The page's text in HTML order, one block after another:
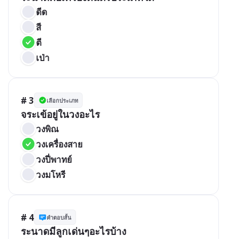
ดีด
สี
ตี
เป่า
# 3 เลือกประเภท
จระเข้อยู่ในวงอะไร
วงพิณ
วงเครื่องสาย
วงปี่พาทย์
วงมโหรี
# 4 คำตอบสั้น
ระนาดมีลูกเด่นๆอะไรบ้าง